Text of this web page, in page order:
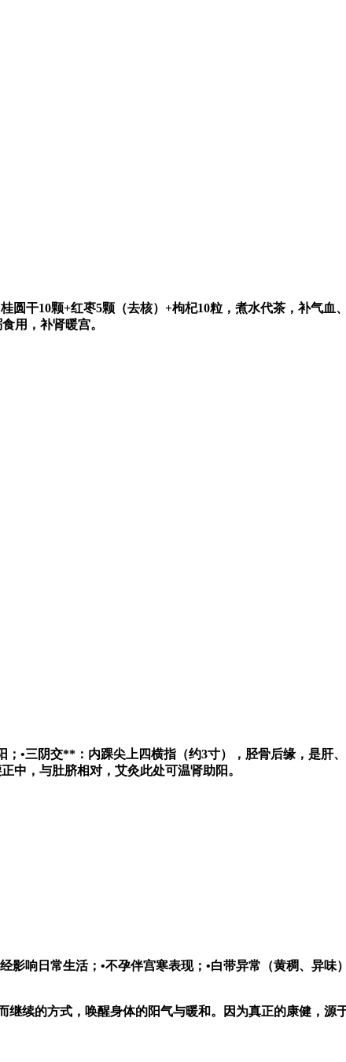
圆干10颗+红枣5颗（去核）+枸杞10粒，煮水代茶，补气血
用，补肾暖宫。
；•三阴交**：内踝尖上四横指（约3寸），胫骨后缘，是肝
中，与肚脐相对，艾灸此处可温肾助阳。
响日常生活；•不孕伴宫寒表现；•白带异常（黄稠、异味
续的方式，唤醒身体的阳气与暖和。因为真正的康健，源